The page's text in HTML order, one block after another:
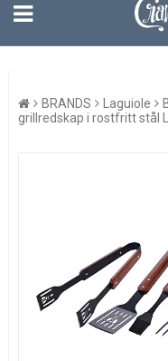
BRANDS Laguiole
grillredskap i rostfritt stål